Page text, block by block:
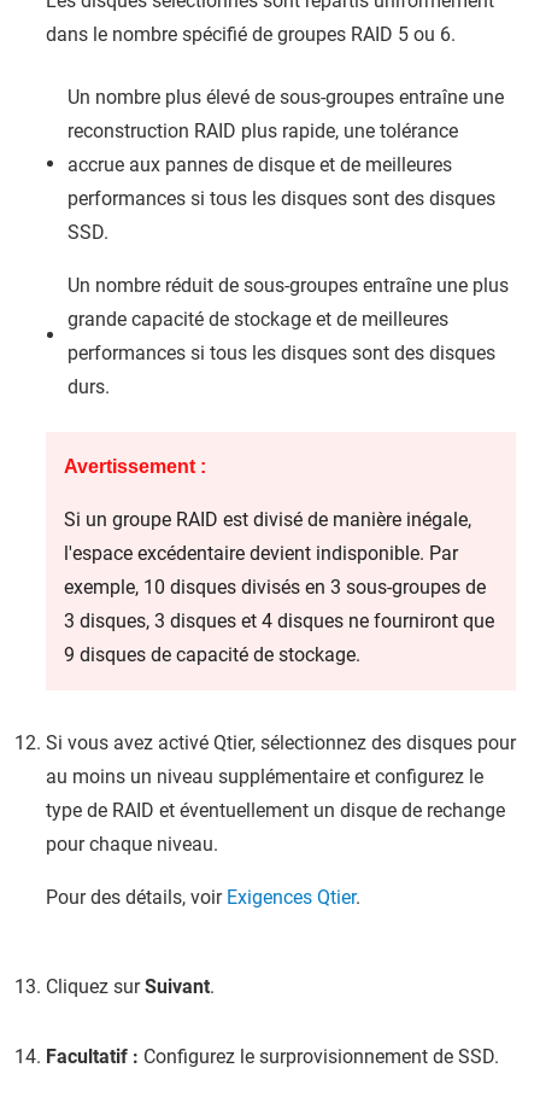
dans le nombre spécifié de groupes RAID 5 ou 6.
Un nombre plus élevé de sous-groupes entraîne une
reconstruction RAID plus rapide, une tolérance
accrue aux pannes de disque et de meilleures
performances si tous les disques sont des disques
SSD.
Un nombre réduit de sous-groupes entraîne une plus
grande capacité de stockage et de meilleures
performances si tous les disques sont des disques
durs.
Avertissement :
Si un groupe RAID est divisé de manière inégale,
l'espace excédentaire devient indisponible. Par
exemple, 10 disques divisés en 3 sous-groupes de
3 disques, 3 disques et 4 disques ne fourniront que
9 disques de capacité de stockage.
Si vous avez activé Qtier, sélectionnez des disques pour
au moins un niveau supplémentaire et configurez le
type de RAID et éventuellement un disque de rechange
pour chaque niveau.
Pour des détails, voir Exigences Qtier.
Cliquez surSuivant.
Facultatif : Configurez le surprovisionnement de SSD.